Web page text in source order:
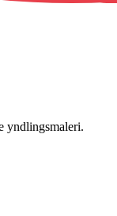
yndlingsmaleri.